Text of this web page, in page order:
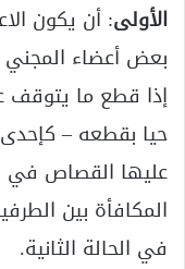
الأولى: أن يكون
بعض أعضاء المجني
إذا قطع ما يتوقف
حيا بقطعه – كإحدى
عليها القصاص في
المكافأة بين
في الحالة الثانية.